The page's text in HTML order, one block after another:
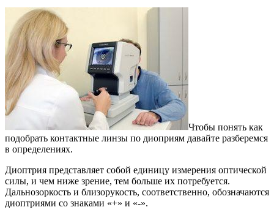
Чтобы понять как
подобрать контактные линзы по диоприям давайте разберемся
в определениях.
Диоптрия представляет собой единицу измерения оптической
силы, и чем ниже зрение, тем больше их потребуется.
Дальнозоркость и близорукость, соответственно, обозначаются
диоптриями со знаками «+» и «-».